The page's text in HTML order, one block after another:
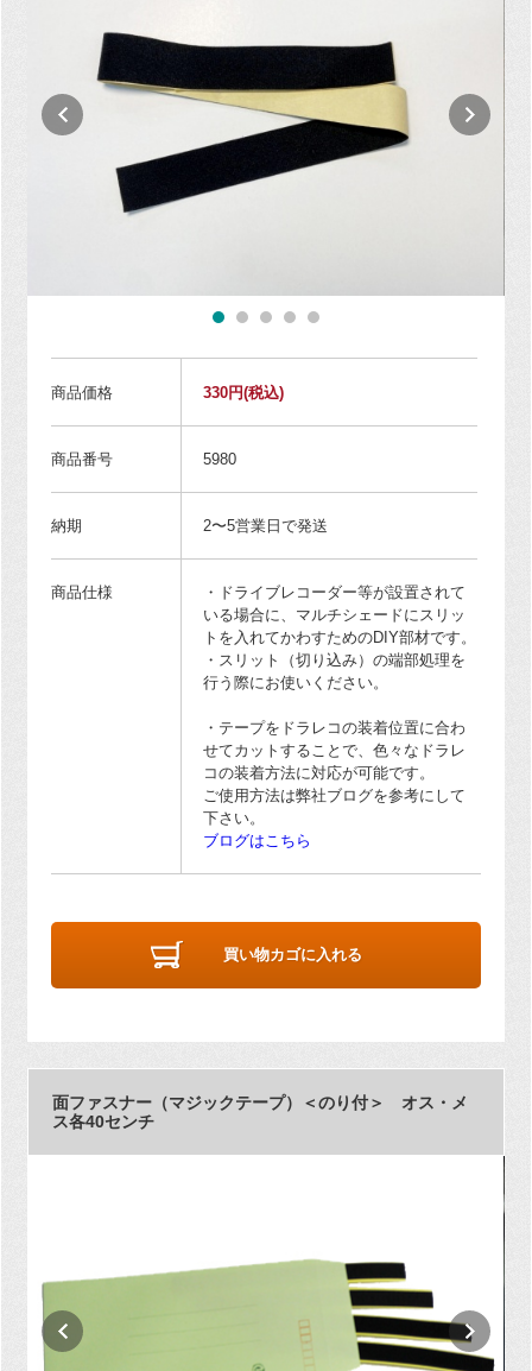
商品価格 330円(税込)
商品番号 5980
納期 2〜5営業日で発送
商品仕様
・ドライブレコーダー等が設置されて
いる場合に、マルチシェードにスリッ
トを入れてかわすためのDIY部材です。
・スリット（切り込み）の端部処理を
行う際にお使いください。
・テープをドラレコの装着位置に合わ
せてカットすることで、色々なドラレ
コの装着方法に対応が可能です。
ご使用方法は弊社ブログを参考にして
下さい。
ブログはこちら
買い物カゴに入れる
面ファスナー（マジックテープ）＜のり付＞ オス・メ
ス各40センチ